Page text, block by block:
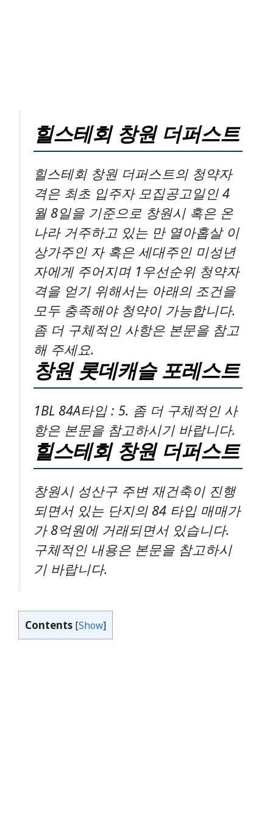
힐스테회 창원 더퍼스트
힐스테회 창원 더퍼스트의 청약자
격은 최초 입주자 모집공고일인 4
월 8일을 기준으로 창원시 혹은 온
나라 거주하고 있는 만 열아홉살 이
상가주인 자 혹은 세대주인 미성년
자에게 주어지며 1우선순위 청약자
격을 얻기 위해서는 아래의 조건을
모두 충족해야 청약이 가능합니다.
좀 더 구체적인 사항은 본문을 참고
해 주세요.
창원 롯데캐슬 포레스트
1BL 84A타입 : 5. 좀 더 구체적인 사
항은 본문을 참고하시기 바랍니다.
힐스테회 창원 더퍼스트
창원시 성산구 주변 재건축이 진행
되면서 있는 단지의 84 타입 매매가
가 8억원에 거래되면서 있습니다.
구체적인 내용은 본문을 참고하시
기 바랍니다.
Contents [Show]